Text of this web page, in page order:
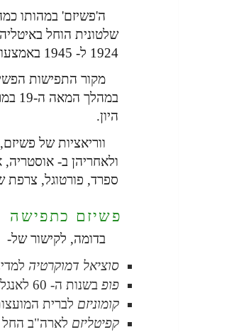
ה'פשיזם' במהותו
שלטונית הוחל
1924 ל- 1945 באמצעות בניטו מוסוליני.
מקור התפישות
היון.
ווריאציות של
ולאחריהן ב- אוסטריה,
ספרד, פורטוגל, צרפת
פשיזם כתפישה
בדומה, לקישור של-
סוציאל דמוקרטיה
פופ בשנות ה- 60 לאנגליה וארה"ב,
קומוניזם לברית המועצות
קפיטליזם לארה"ב החל